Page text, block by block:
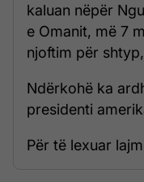
kaluan nëpër
e Omanit, më 7
njoftim për
Ndërkohë ka
presidenti
Për të lexuar